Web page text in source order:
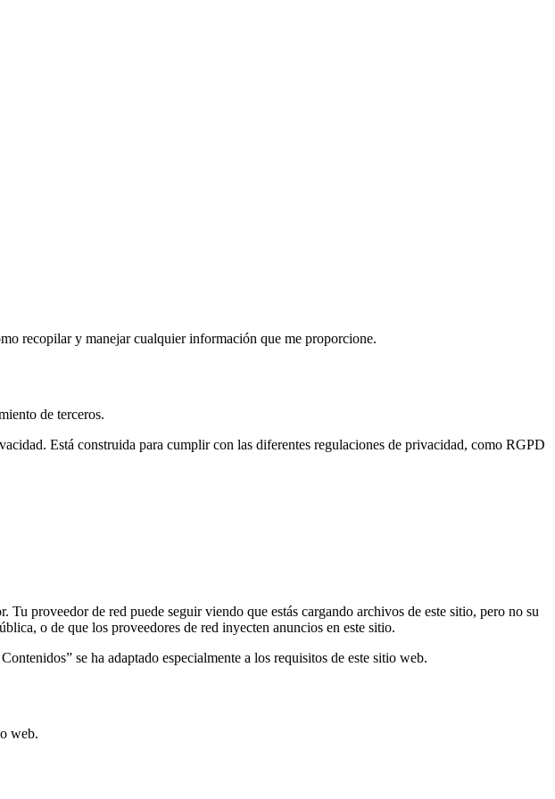
recopilar y manejar cualquier información que me proporcione.
de terceros.
Está construida para cumplir con las diferentes regulaciones de privacidad, como RGPD
proveedor de red puede seguir viendo que estás cargando archivos de este sitio, pero no su
o de que los proveedores de red inyecten anuncios en este sitio.
se ha adaptado especialmente a los requisitos de este sitio web.
web.